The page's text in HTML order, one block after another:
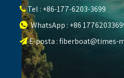
Tel : +86-177-6203-3699
WhatsApp : +86
E-posta :fiberboat@times-